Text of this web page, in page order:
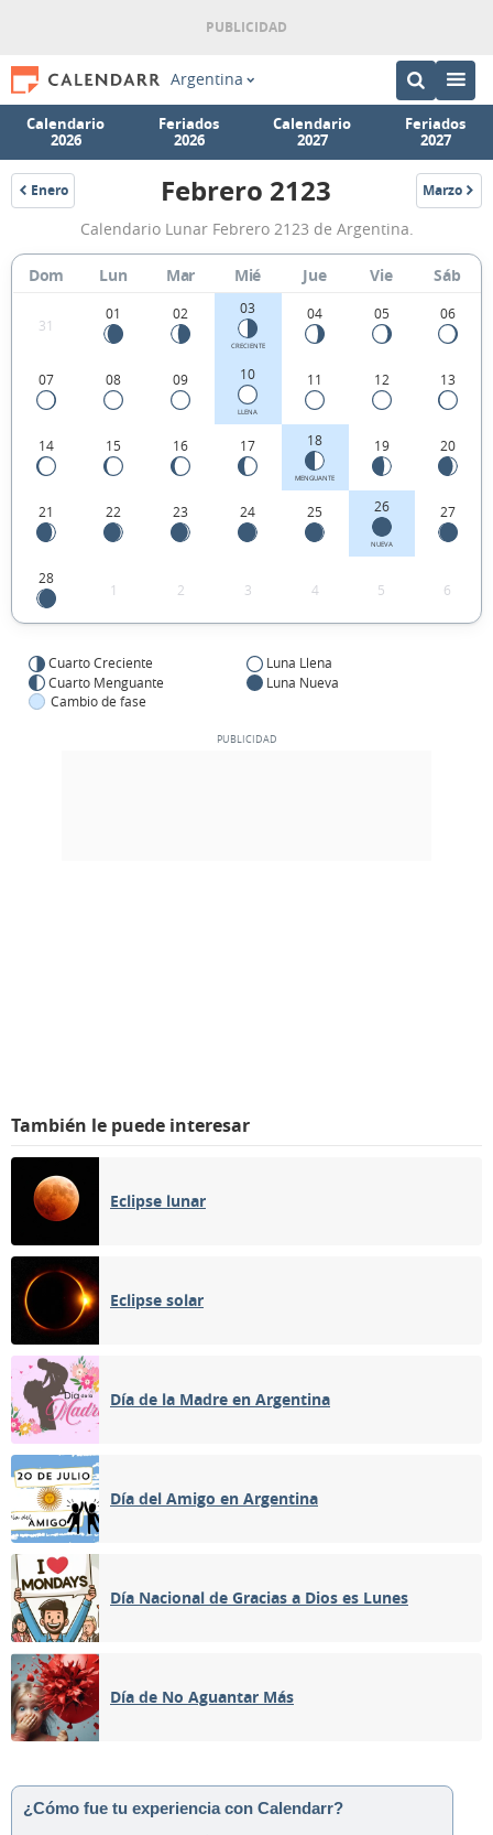
Argentina
Calendario
2026
Feriados
2026
Calendario
2027
Feriados
2027
Enero
2123
Calendario
Lunar
Febrero
2123
de
Argentina.
Febrero 2123 Marzo
2123
Calendario Lunar Febrero 2123 de Argentina.
Dom Lun Mar Mié Jue Vie Sáb
31
01 02 03
CRECIENTE
04 05 06
07 08 09 10
LLENA
11 12 13
14 15 16 17 18
MENGUANTE
19 20
21 22 23 24 25 26
NUEVA
27
28
1 2 3 4 5 6
Cuarto Creciente
Luna Llena
Cuarto Menguante
Luna Nueva
Cambio de fase
También le puede interesar
Eclipse lunar
Eclipse solar
Día de la Madre en Argentina
Día del Amigo en Argentina
Día Nacional de Gracias a Dios es Lunes
Día de No Aguantar Más
¿Cómo fue tu experiencia con Calendarr?